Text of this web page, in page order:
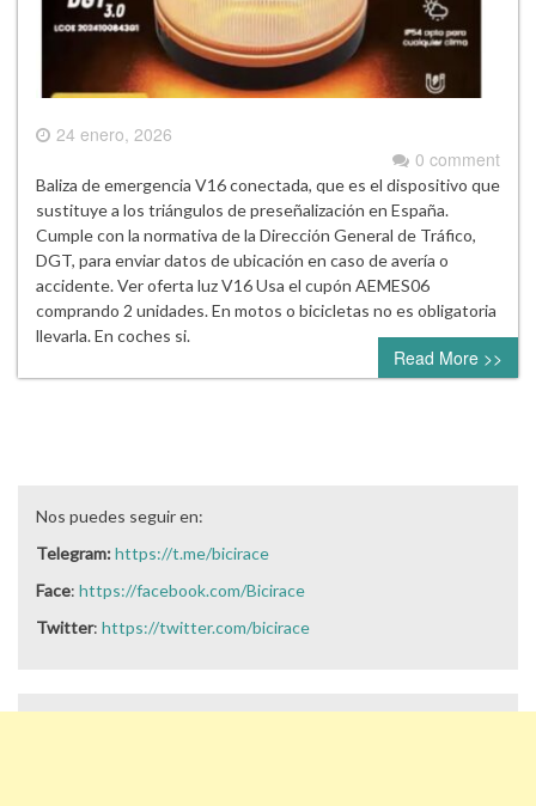
24 enero, 2026
0 comment
Baliza de emergencia V16 conectada, que es el dispositivo que
sustituye a los triángulos de preseñalización en España.
Cumple con la normativa de la Dirección General de Tráfico,
DGT, para enviar datos de ubicación en caso de avería o
accidente. Ver oferta luz V16 Usa el cupón AEMES06
comprando 2 unidades. En motos o bicicletas no es obligatoria
llevarla. En coches si.
Read More >>
Nos puedes seguir en:
Telegram:https://t.me/bicirace
Face: https://facebook.com/Bicirace
Twitter: https://twitter.com/bicirace